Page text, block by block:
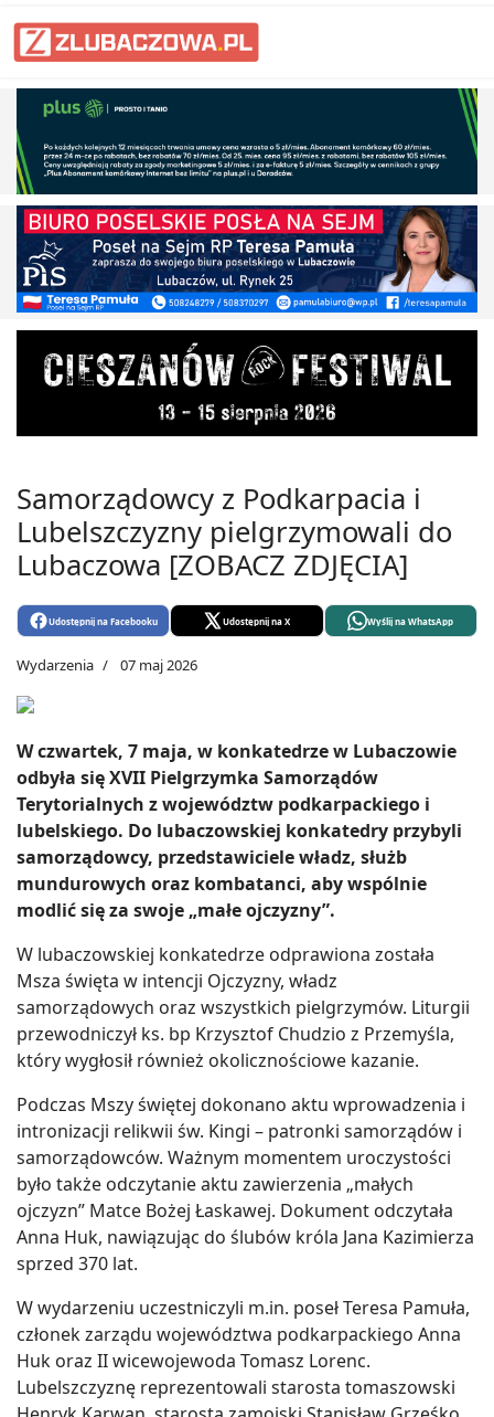
Samorządowcy z Podkarpacia i
Lubelszczyzny pielgrzymowali do
Lubaczowa [ZOBACZ ZDJĘCIA]
Udostępnij na Facebooku Udostępnij na X Wyślij na WhatsApp
Wydarzenia 07 maj 2026
W czwartek, 7 maja, w konkatedrze w Lubaczowie
odbyła się XVII Pielgrzymka Samorządów
Terytorialnych z województw podkarpackiego i
lubelskiego. Do lubaczowskiej konkatedry przybyli
samorządowcy, przedstawiciele władz, służb
mundurowych oraz kombatanci, aby wspólnie
modlić się za swoje „małe ojczyzny”.
W lubaczowskiej konkatedrze odprawiona została
Msza święta w intencji Ojczyzny, władz
samorządowych oraz wszystkich pielgrzymów. Liturgii
przewodniczył ks. bp Krzysztof Chudzio z Przemyśla,
który wygłosił również okolicznościowe kazanie.
Podczas Mszy świętej dokonano aktu wprowadzenia i
intronizacji relikwii św. Kingi – patronki samorządów i
samorządowców. Ważnym momentem uroczystości
było także odczytanie aktu zawierzenia „małych
ojczyzn” Matce Bożej Łaskawej. Dokument odczytała
Anna Huk, nawiązując do ślubów króla Jana Kazimierza
sprzed 370 lat.
W wydarzeniu uczestniczyli m.in. poseł Teresa Pamuła,
członek zarządu województwa podkarpackiego Anna
Huk oraz II wicewojewoda Tomasz Lorenc.
Lubelszczyznę reprezentowali starosta tomaszowski